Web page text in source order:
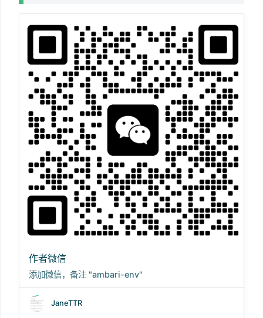
作者微信
添加微信，备注 "ambari-env"
JaneTTR